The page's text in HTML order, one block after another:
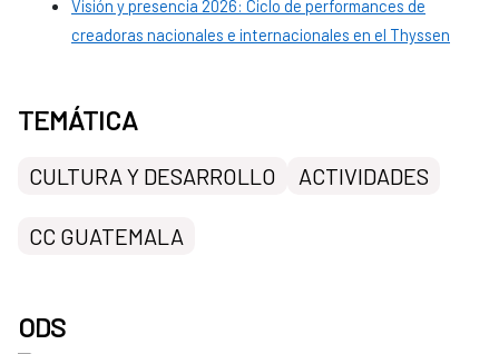
Visión y presencia 2026: Ciclo de performances de
creadoras nacionales e internacionales en el Thyssen
TEMÁTICA
CULTURA Y DESARROLLO ACTIVIDADES
CC GUATEMALA
ODS